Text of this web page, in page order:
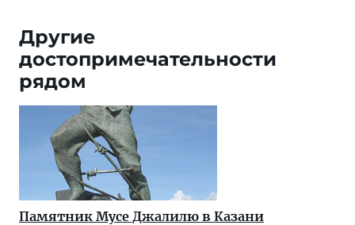
Другие
достопримечательности
рядом
Памятник Мусе Джалилю в Казани